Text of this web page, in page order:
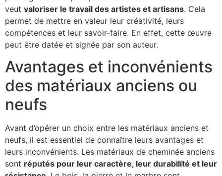
veut valoriser le travail des artistes et artisans. Cela
permet de mettre en valeur leur créativité, leurs
compétences et leur savoir-faire. En effet, cette œuvre
peut être datée et signée par son auteur.
Avantages et inconvénients
des matériaux anciens ou
neufs
Avant d’opérer un choix entre les matériaux anciens et
neufs, il est essentiel de connaître leurs avantages et
leurs inconvénients. Les matériaux de cheminée anciens
sont réputés pour leur caractère, leur durabilité et leur